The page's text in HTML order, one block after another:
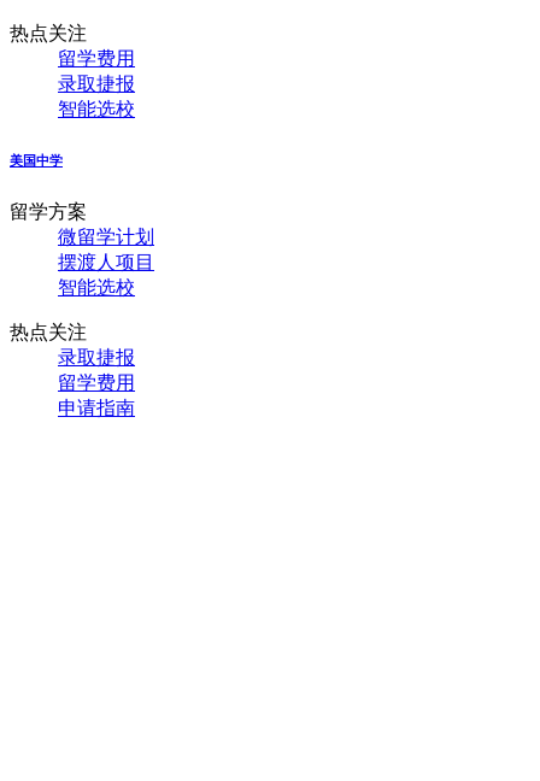
热点关注
留学费用
录取捷报
智能选校
美国中学
留学方案
微留学计划
摆渡人项目
智能选校
热点关注
录取捷报
留学费用
申请指南